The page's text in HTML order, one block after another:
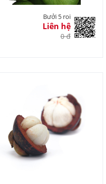
Bưởi 5 roi
Liên hệ
0 đ